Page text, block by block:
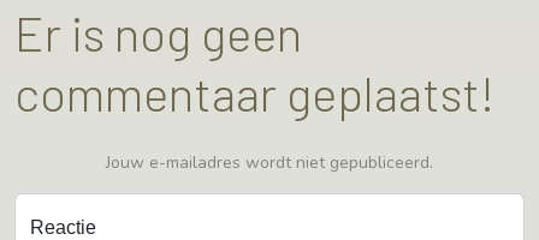
Er is nog geen
commentaar geplaatst!
Jouw e-mailadres wordt niet gepubliceerd.
Reactie